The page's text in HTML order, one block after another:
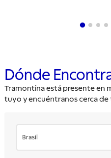
Dónde
Tramontina está presente en
tuyo y encuéntranos cerca de
Brasil